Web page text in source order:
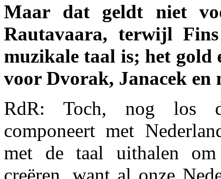
Maar dat geldt niet
Rautavaara, terwijl
muzikale taal is; het gold
voor Dvorak, Janacek en
RdR: Toch, nog los
componeert met
met de taal uithalen
creëren, want al onze